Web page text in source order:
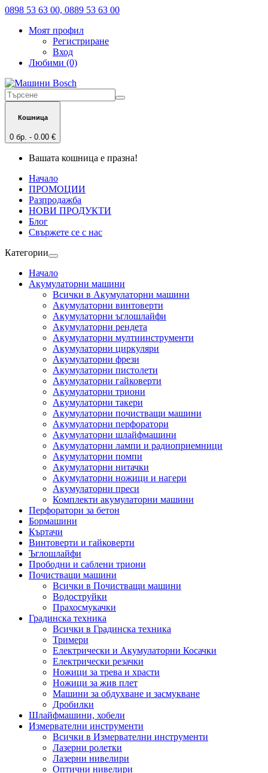
0898 53 63 00, 0889 53 63 00
Моят профил
Регистриране
Вход
Любими (0)
Кошница
0 бр. - 0.00 €
Вашата кошница е празна!
Начало
ПРОМОЦИИ
Разпродажба
НОВИ ПРОДУКТИ
Блог
Свържете се с нас
Категории
Начало
Акумулаторни машини
Всички в Акумулаторни машини
Акумулаторни винтоверти
Акумулаторни ъглошлайфи
Акумулаторни рендета
Акумулаторни мултиинструменти
Акумулаторни циркуляри
Акумулаторни фрези
Акумулаторни пистолети
Акумулаторни гайковерти
Акумулаторни триони
Акумулаторни такери
Акумулаторни почистващи машини
Акумулаторни перфоратори
Акумулаторни шлайфмашини
Акумулаторни лампи и радиоприемници
Акумулаторни помпи
Акумулаторни нитачки
Акумулаторни ножици и нагери
Акумулаторни преси
Комплекти акумулаторни машини
Перфоратори за бетон
Бормашини
Къртачи
Винтоверти и гайковерти
Ъглошлайфи
Прободни и саблени триони
Почистващи машини
Всички в Почистващи машини
Водоструйки
Прахосмукачки
Градинска техника
Всички в Градинска техника
Тримери
Електрически и Акумулаторни Косачки
Електрически резачки
Ножици за трева и храсти
Ножици за жив плет
Машини за обдухване и засмукване
Дробилки
Шлайфмашини, хобели
Измервателни инструменти
Всички в Измервателни инструменти
Лазерни ролетки
Лазерни нивелири
Оптични нивелири